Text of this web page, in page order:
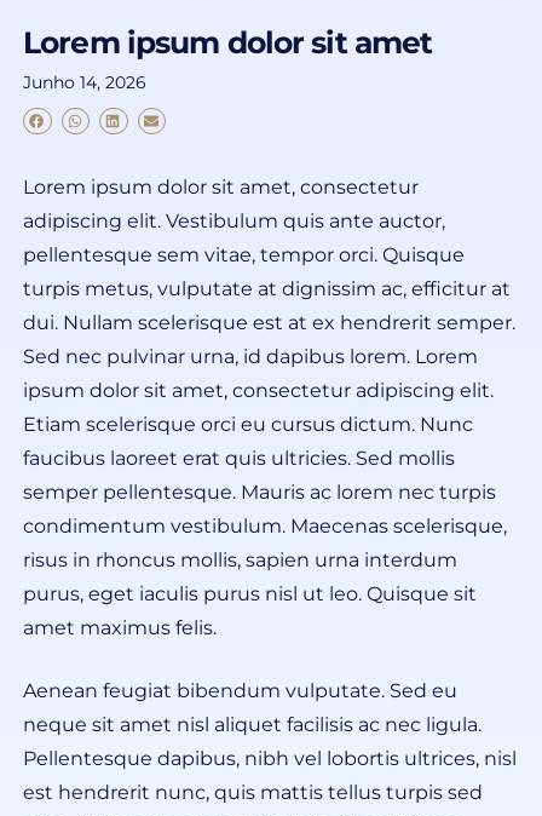
Lorem ipsum dolor sit amet
Junho 14, 2026
Lorem ipsum dolor sit amet, consectetur
adipiscing elit. Vestibulum quis ante auctor,
pellentesque sem vitae, tempor orci. Quisque
turpis metus, vulputate at dignissim ac, efficitur at
dui. Nullam scelerisque est at ex hendrerit semper.
Sed nec pulvinar urna, id dapibus lorem. Lorem
ipsum dolor sit amet, consectetur adipiscing elit.
Etiam scelerisque orci eu cursus dictum. Nunc
faucibus laoreet erat quis ultricies. Sed mollis
semper pellentesque. Mauris ac lorem nec turpis
condimentum vestibulum. Maecenas scelerisque,
risus in rhoncus mollis, sapien urna interdum
purus, eget iaculis purus nisl ut leo. Quisque sit
amet maximus felis.
Aenean feugiat bibendum vulputate. Sed eu
neque sit amet nisl aliquet facilisis ac nec ligula.
Pellentesque dapibus, nibh vel lobortis ultrices, nisl
est hendrerit nunc, quis mattis tellus turpis sed